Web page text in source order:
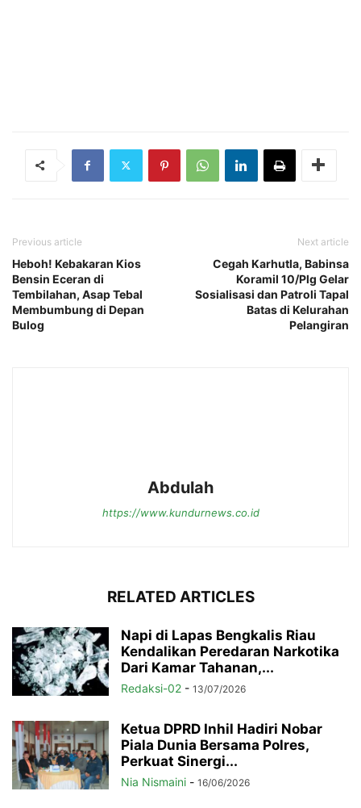
Previous article
Heboh! Kebakaran Kios
Bensin Eceran di
Tembilahan, Asap Tebal
Membumbung di Depan
Bulog
Next article
Cegah Karhutla, Babinsa
Koramil 10/Plg Gelar
Sosialisasi dan Patroli Tapal
Batas di Kelurahan
Pelangiran
Abdulah
https://www.kundurnews.co.id
RELATED ARTICLES
Napi di Lapas Bengkalis Riau
Kendalikan Peredaran Narkotika
Dari Kamar Tahanan,...
Redaksi-02 - 13/07/2026
Ketua DPRD Inhil Hadiri Nobar
Piala Dunia Bersama Polres,
Perkuat Sinergi...
Nia Nismaini - 16/06/2026